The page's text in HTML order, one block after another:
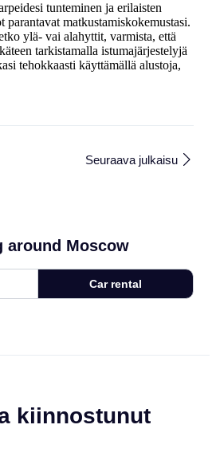
tunteminen ja erilaisten
matkustamiskokemustasi.
ylä- vai alahyttit, varmista, että
tarkistamalla istumajärjestelyjä
tehokkaasti käyttämällä alustoja,
Seuraava julkaisu
around Moscow
Car rental
kiinnostunut